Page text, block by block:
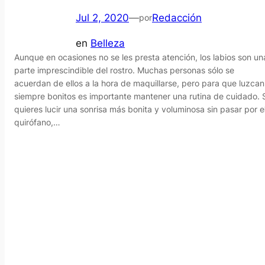
Jul 2, 2020—porRedacción
en Belleza
Aunque en ocasiones no se les presta atención, los labios son
parte imprescindible del rostro. Muchas personas sólo se
acuerdan de ellos a la hora de maquillarse, pero para que luzcan
siempre bonitos es importante mantener una rutina de cuidado.
quieres lucir una sonrisa más bonita y voluminosa sin pasar por
quirófano,…